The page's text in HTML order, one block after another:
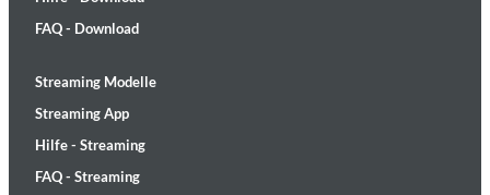
FAQ - Download
Streaming Modelle
Streaming App
Hilfe - Streaming
FAQ - Streaming